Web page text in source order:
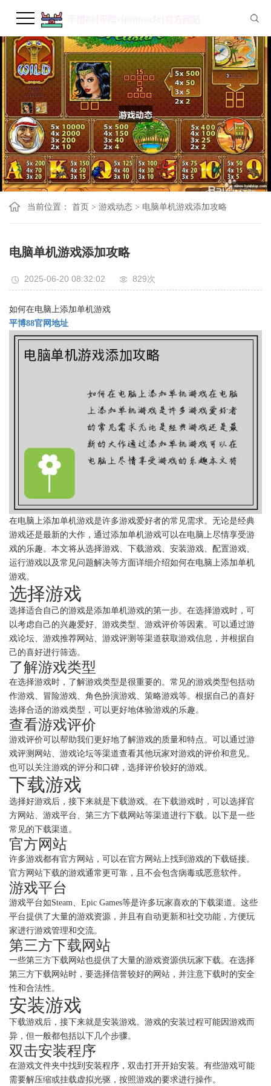
当前位置： 首页 > 游戏动态 > 电脑单机游戏添加攻略
电脑单机游戏添加攻略
2025-06-20 08:32:02 829次
如何在电脑上添加单机游戏
平博88官网地址
在电脑上添加单机游戏是许多游戏爱好者的常见需求。无论是经典
游戏还是最新的大作，通过添加单机游戏可以在电脑上尽情享受游
戏的乐趣。本文将从选择游戏、下载游戏、安装游戏、配置游戏、
运行游戏以及常见问题解决等方面详细介绍如何在电脑上添加单机
游戏。
选择游戏
选择适合自己的游戏是添加单机游戏的第一步。在选择游戏时，可
以考虑自己的兴趣爱好、游戏类型、游戏评价等因素。可以通过游
戏论坛、游戏推荐网站、游戏评测等渠道获取游戏信息，并根据自
己的喜好进行筛选。
了解游戏类型
在选择游戏时，了解游戏类型是很重要的。常见的游戏类型包括动
作游戏、冒险游戏、角色扮演游戏、策略游戏等。根据自己的喜好
选择合适的游戏类型，可以更好地体验游戏的乐趣。
查看游戏评价
游戏评价可以帮助我们更好地了解游戏的质量和特点。可以通过游
戏评测网站、游戏论坛等渠道查看其他玩家对游戏的评价和意见。
也可以关注游戏的评分和口碑，选择评价较好的游戏。
下载游戏
选择好游戏后，接下来就是下载游戏。在下载游戏时，可以选择官
方网站、游戏平台、第三方下载网站等渠道进行下载。以下是一些
常见的下载渠道。
官方网站
许多游戏都有官方网站，可以在官方网站上找到游戏的下载链接。
官方网站下载的游戏通常更可靠，且不会包含病毒或恶意软件。
游戏平台
游戏平台如Steam、Epic Games等是许多玩家喜欢的下载渠道。这些
平台提供了大量的游戏资源，并且有自动更新和社交功能，方便玩
家进行游戏管理和交流。
第三方下载网站
一些第三方下载网站也提供了大量的游戏资源供玩家下载。在选择
第三方下载网站时，要选择信誉较好的网站，并注意下载时的安全
性和合法性。
安装游戏
下载游戏后，接下来就是安装游戏。游戏的安装过程可能因游戏而
异，但一般都包括以下几个步骤。
双击安装程序
在游戏文件夹中找到安装程序，双击打开开始安装。有些游戏可能
需要解压缩或挂载虚拟光驱，按照游戏的要求进行操作。